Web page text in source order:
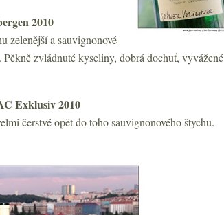
2010
zelenější a sauvignonové
zvládnuté kyseliny, dobrá dochuť, vyvážené
Exklusiv 2010
čerstvé opět do toho sauvignonového štychu.